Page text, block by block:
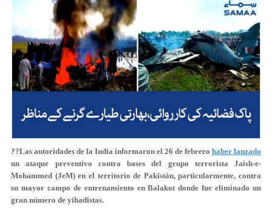
??Las autoridades de la India informaron el 26 de febrero haber lanzado
un ataque preventivo contra bases del grupo terrorista Jaish-e-
Mohammed (JeM) en el territorio de Pakistán, particularmente, contra
su mayor campo de entrenamiento en Balakot donde fue eliminado un
gran número de yihadistas.